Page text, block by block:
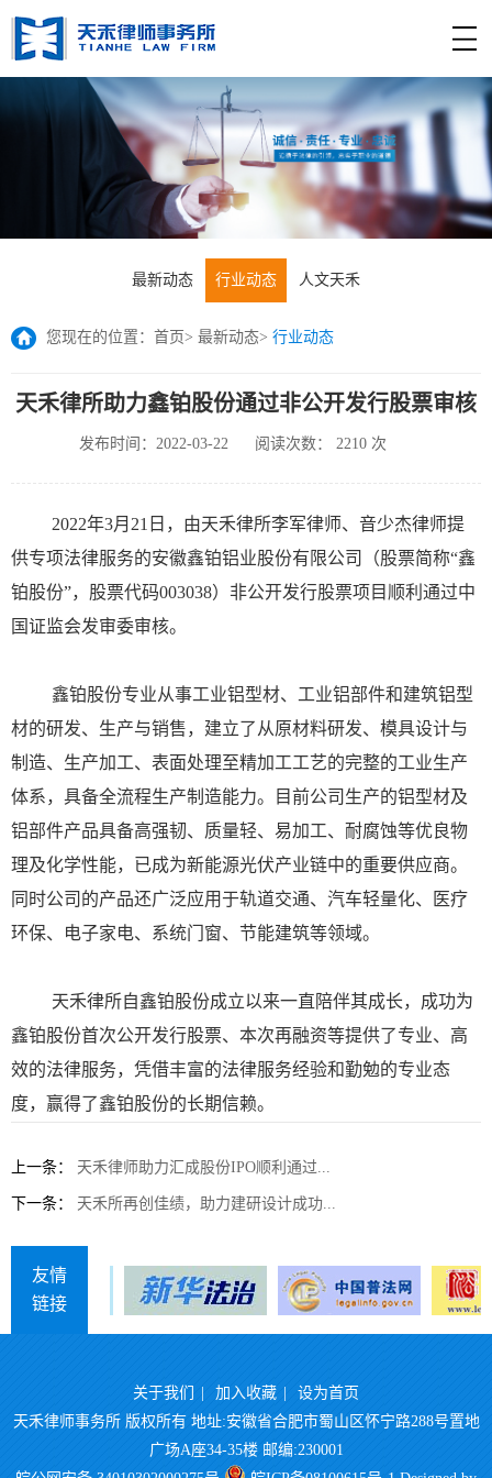
最新动态 行业动态 人文天禾
您现在的位置： 首页> 最新动态> 行业动态
天禾律所助力鑫铂股份通过非公开发行股票审核
发布时间：2022-03-22 阅读次数： 2210 次
2022年3月 21 日，由天禾律所李军律师、音少杰律师提
供专项法律服务的安徽鑫铂铝业股份有限公司 （股票简称“鑫
铂股份”，股票代码003038）非公开发行股票项目顺利通过中
国证监会发审委审核。
鑫铂股份专业从事工业铝型材、工业铝部件和建筑铝型
材的研发、生产与销售，建立了从原材料研发、模具设计与
制造、生产加工、表面处理至精加工工艺的完整的工业生产
体系，具备全流程生产制造能力。目前公司生产的铝型材及
铝部件产品具备高强韧、质量轻、易加工、耐腐蚀等优良物
理及化学性能，已成为新能源光伏产业链中的重要供应商。
同时公司的产品还广泛应用于轨道交通、汽车轻量化、医疗
环保、电子家电、系统门窗、节能建筑等领域。
天禾律所自鑫铂股份成立以来一直陪伴其成长，成功为
鑫铂股份首次公开发行股票、本次再融资等提供了专业、高
效的法律服务，凭借丰富的法律服务经验和勤勉的专业态
度，赢得了鑫铂股份的长期信赖。
上一条： 天禾律师助力汇成股份IPO顺利通过...
下一条： 天禾所再创佳绩，助力建研设计成功...
友情
链接
关于我们 加入收藏
设为首页
天禾律师事务所 版权所有 地址:安徽省合肥市蜀山区怀宁路288号置地
广场A座34-35楼 邮编:230001